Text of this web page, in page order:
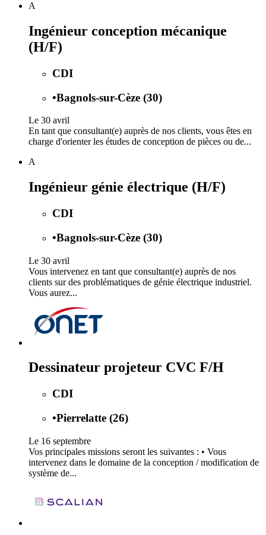
A
Ingénieur conception mécanique
(H/F)
CDI
•Bagnols-sur-Cèze (30)
Le 30 avril
En tant que consultant(e) auprès de nos clients, vous êtes en
charge d'orienter les études de conception de pièces ou de...
A
Ingénieur génie électrique (H/F)
CDI
•Bagnols-sur-Cèze (30)
Le 30 avril
Vous intervenez en tant que consultant(e) auprès de nos
clients sur des problématiques de génie électrique industriel.
Vous aurez...
Dessinateur projeteur CVC F/H
CDI
•Pierrelatte (26)
Le 16 septembre
Vos principales missions seront les suivantes : • Vous
intervenez dans le domaine de la conception / modification de
système de...